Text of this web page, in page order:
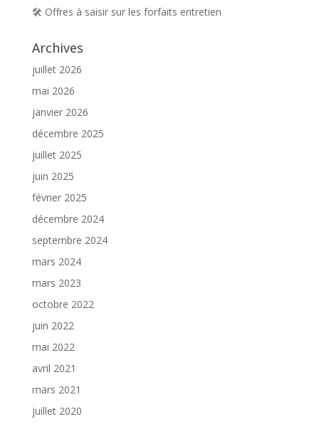
🛠️ Offres à saisir sur les forfaits entretien
Archives
juillet 2026
mai 2026
janvier 2026
décembre 2025
juillet 2025
juin 2025
février 2025
décembre 2024
septembre 2024
mars 2024
mars 2023
octobre 2022
juin 2022
mai 2022
avril 2021
mars 2021
juillet 2020